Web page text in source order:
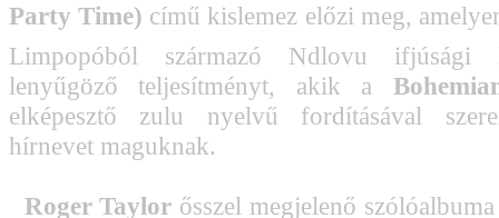
Party Time)  című kislemez előzi meg,
Limpopóból származó Ndlovu ifjúsági
lenyűgöző teljesítményt, akik a
elképesztő zulu nyelvű fordításával
hírnevet maguknak.
Roger Taylor ősszel megjelenő